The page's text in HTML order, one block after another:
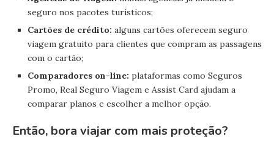
seguro nos pacotes turísticos;
Cartões de crédito: alguns cartões oferecem seguro
viagem gratuito para clientes que compram as passagens
com o cartão;
Comparadores on-line: plataformas como Seguros
Promo, Real Seguro Viagem e Assist Card ajudam a
comparar planos e escolher a melhor opção.
Então, bora viajar com mais proteção?